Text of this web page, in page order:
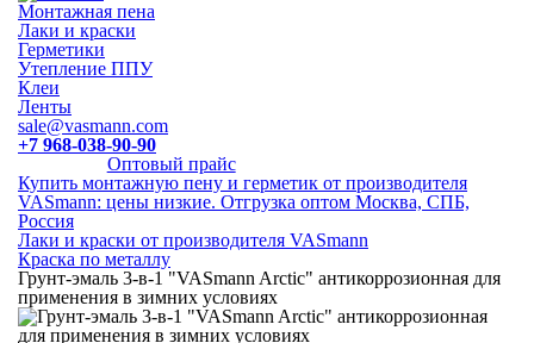
Монтажная пена
Лаки и краски
Герметики
Утепление ППУ
Клеи
Ленты
sale@vasmann.com
+7 968-038-90-90
Оптовый прайс
Купить монтажную пену и герметик от производителя
VASmann: цены низкие. Отгрузка оптом Москва, СПБ,
Россия
Лаки и краски от производителя VASmann
Краска по металлу
Грунт-эмаль 3-в-1 "VASmann Arctic" антикоррозионная для
применения в зимних условиях